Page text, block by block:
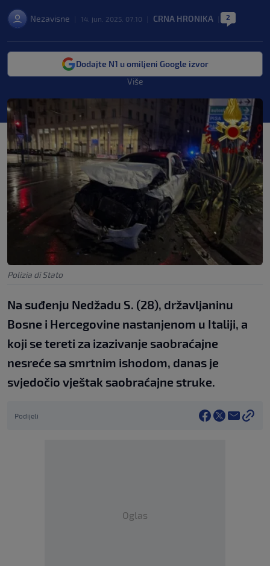
Nezavisne 14. jun. 2025. 07:10 CRNA HRONIKA 2
Dodajte N1 u omiljeni Google izvor
Više
Polizia di Stato
Na suđenju Nedžadu S. (28), državljaninu
Bosne i Hercegovine nastanjenom u Italiji, a
koji se tereti za izazivanje saobraćajne
nesreće sa smrtnim ishodom, danas je
svjedočio vještak saobraćajne struke.
Podijeli
Oglas